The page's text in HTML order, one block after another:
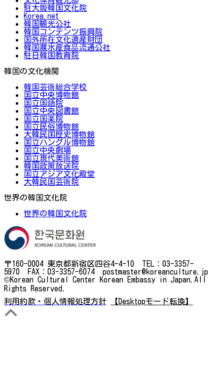
駐大阪韓国文化院
Korea.net
韓国観光公社
韓国コンテンツ振興院
国外所在文化遺産財団
韓国農水産食品流通公社
駐日韓国教育院
韓国の文化機関
韓国芸術総合学校
国立中央博物館
国立国語院
国立中央図書館
国立国楽院
国立民俗博物館
大韓民国歴史博物館
国立ハングル博物館
国立中央劇場
国立現代美術館
韓国政策放送院
国立アジア文化殿堂
大韓民国芸術院
世界の韓国文化院
世界の韓国文化院
〒160-0004 東京都新宿区四谷4-4-10 TEL：03-3357-
5970 FAX：03-3357-6074 postmaster@koreanculture.jp
©Korean Cultural Center Korean Embassy in Japan.All
Rights Reserved.
利用約款・個人情報処理方針
【Desktopモード転換】